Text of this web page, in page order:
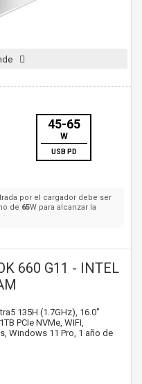
45-65
W
USB PD
por el cargador debe ser
de 65W para alcanzar la
660 G11 - INTEL
135H (1.7GHz), 16.0"
PCIe NVMe, WIFI,
Windows 11 Pro, 1 año de